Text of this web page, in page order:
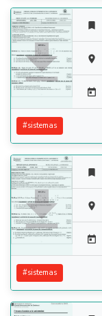




#sistemas




#sistemas